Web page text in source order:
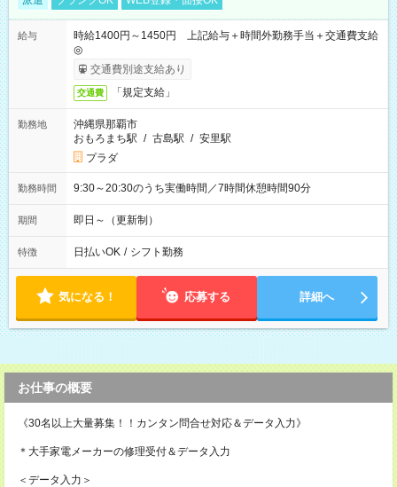
給与
時給1400円～1450円 上記給与＋時間外勤務手当＋交通費支給
◎
交通費別途支給あり
交通費 「規定支給」
勤務地
沖縄県那覇市
おもろまち駅 / 古島駅 / 安里駅
プラダ
勤務時間 9:30～20:30のうち実働時間／7時間休憩時間90分
期間 即日～（更新制）
特徴 日払いOK / シフト勤務
気になる！ 応募する 詳細へ
お仕事の概要
《30名以上大量募集！！カンタン問合せ対応＆データ入力》
＊大手家電メーカーの修理受付＆データ入力
＜データ入力＞